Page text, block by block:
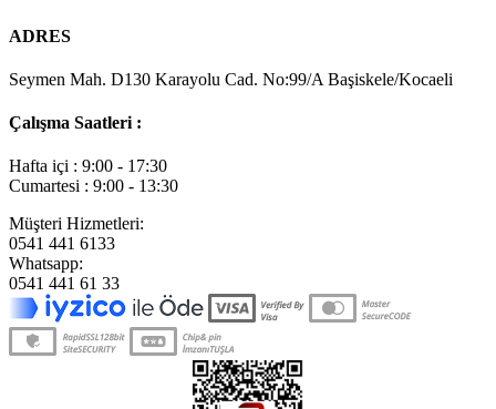
ADRES
Seymen Mah. D130 Karayolu Cad. No:99/A Başiskele/Kocaeli
Çalışma Saatleri :
Hafta içi : 9:00 - 17:30
Cumartesi : 9:00 - 13:30
Müşteri Hizmetleri:
0541 441 6133
Whatsapp:
0541 441 61 33